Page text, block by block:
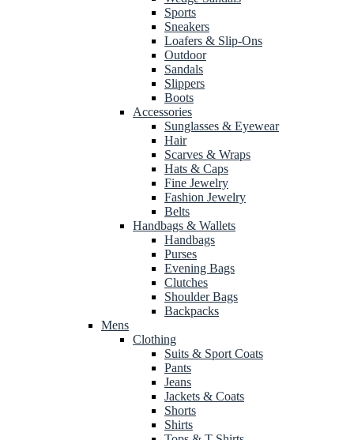
Sports
Sneakers
Loafers & Slip-Ons
Outdoor
Sandals
Slippers
Boots
Accessories
Sunglasses & Eyewear
Hair
Scarves & Wraps
Hats & Caps
Fine Jewelry
Fashion Jewelry
Belts
Handbags & Wallets
Handbags
Purses
Evening Bags
Clutches
Shoulder Bags
Backpacks
Mens
Clothing
Suits & Sport Coats
Pants
Jeans
Jackets & Coats
Shorts
Shirts